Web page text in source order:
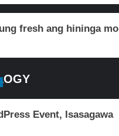
fresh ang hininga mo
Event, Isasagawa